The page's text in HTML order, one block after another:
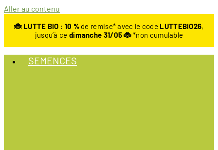
Aller au contenu
🐞 LUTTE BIO : 10 %de remise* avec le code LUTTEBIO26,
jusqu’à ce dimanche 31/05 🐞*non cumulable
SEMENCES